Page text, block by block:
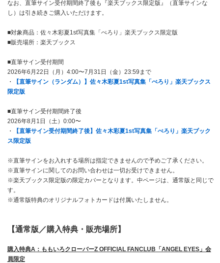
なお、直筆サイン受付期間終了後も『楽天ブックス限定版』（直筆サインな
し）は引き続きご購入いただけます。
■対象商品：佐々木彩夏1st写真集「ぺろり」楽天ブックス限定版
■販売場所：楽天ブックス
■直筆サイン受付期間
2026年6月22日（月）4:00〜7月31日（金）23:59まで
・
【直筆サイン（ランダム）】佐々木彩夏1st写真集「ぺろり」楽天ブックス
限定版
■直筆サイン受付期間終了後
2026年8月1日（土）0:00〜
・
【直筆サイン受付期間終了後】佐々木彩夏1st写真集「ぺろり」楽天ブック
ス限定版
※直筆サインをお入れする場所は指定できませんので予めご了承ください。
※直筆サインに関してのお問い合わせは一切お受けできません。
※楽天ブックス限定版の限定カバーとなります。中ページは、通常版と同じで
す。
※通常版特典のオリジナルフォトカードは付属いたしません。
【通常版／購入特典・販売場所】
購入特典A：ももいろクローバーZ OFFICIAL FANCLUB「ANGEL EYES」会
員限定